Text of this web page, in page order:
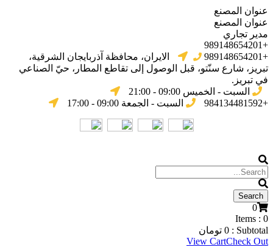
عنوان المصنع
عنوان المصنع
مدير تجاري
+989148654201
+989148654201
الایران، محافظة آذربایجان الشرقیة،
تبریز، شارع سنّتو، قبل الوصول إلى تقاطع المطار، حيّ الصناعي
في تبریز.
السبت - الخميس 09:00 - 21:00
+984134481592
السبت - الجمعة 09:00 - 17:00
0
Items : 0
Subtotal :
0 تومان
View CartCheck Out